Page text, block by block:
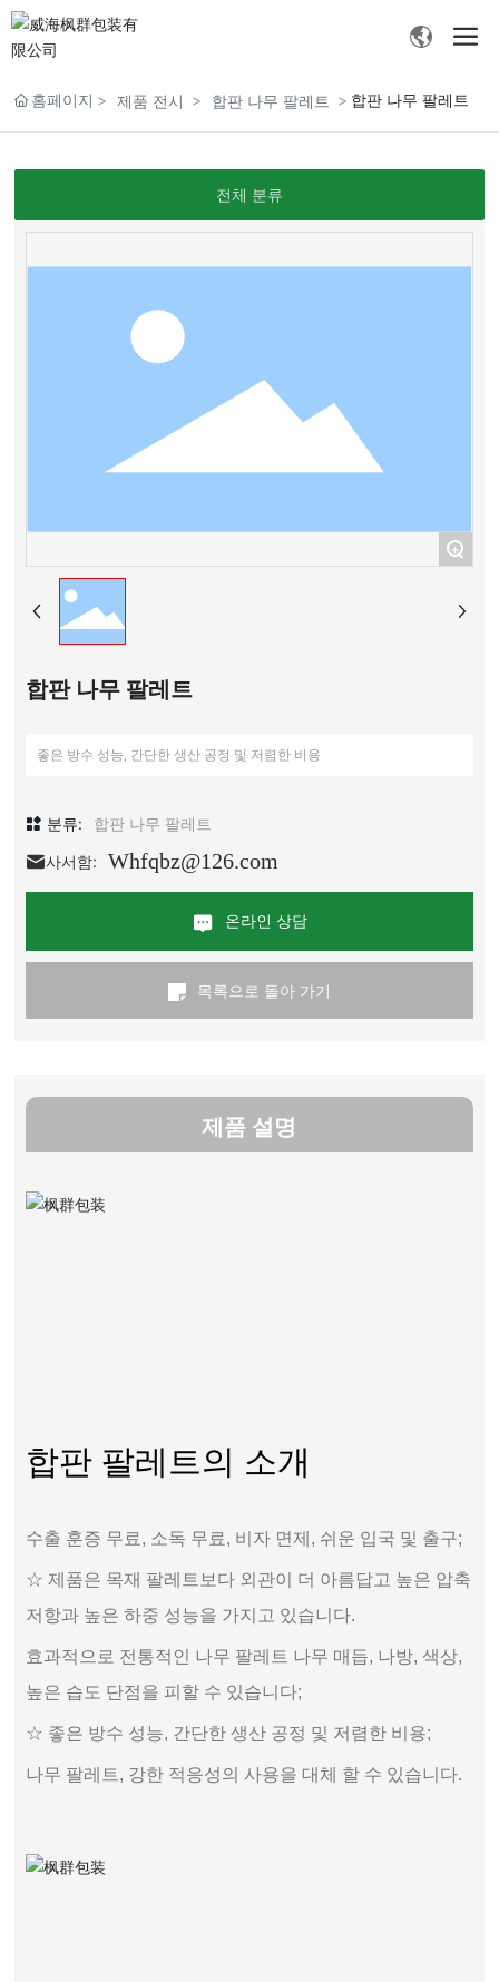
홈페이지 제품 전시 합판 나무 팔레트 합판 나무 팔레트
전체 분류
+
합판 나무 팔레트
좋은 방수 성능, 간단한 생산 공정 및 저렴한 비용
분류:
합판 나무 팔레트
사서함:
Whfqbz@126.com
온라인 상담
목록으로 돌아 가기
제품 설명
합판 팔레트의 소개
수출 훈증 무료, 소독 무료, 비자 면제, 쉬운 입국 및 출구;
☆ 제품은 목재 팔레트보다 외관이 더 아름답고 높은 압축
저항과 높은 하중 성능을 가지고 있습니다.
효과적으로 전통적인 나무 팔레트 나무 매듭, 나방, 색상,
높은 습도 단점을 피할 수 있습니다;
☆ 좋은 방수 성능, 간단한 생산 공정 및 저렴한 비용;
나무 팔레트, 강한 적응성의 사용을 대체 할 수 있습니다.